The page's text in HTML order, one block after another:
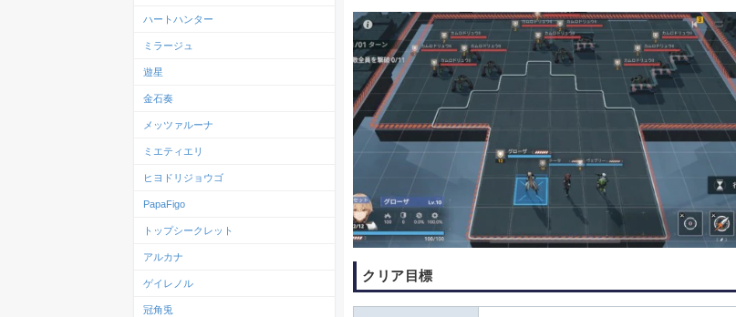
クリア目標
ハートハンター
ミラージュ
遊星
金石奏
メッツァルーナ
ミエティエリ
ヒヨドリジョウゴ
PapaFigo
トップシークレット
アルカナ
ゲイレノル
冠角兎